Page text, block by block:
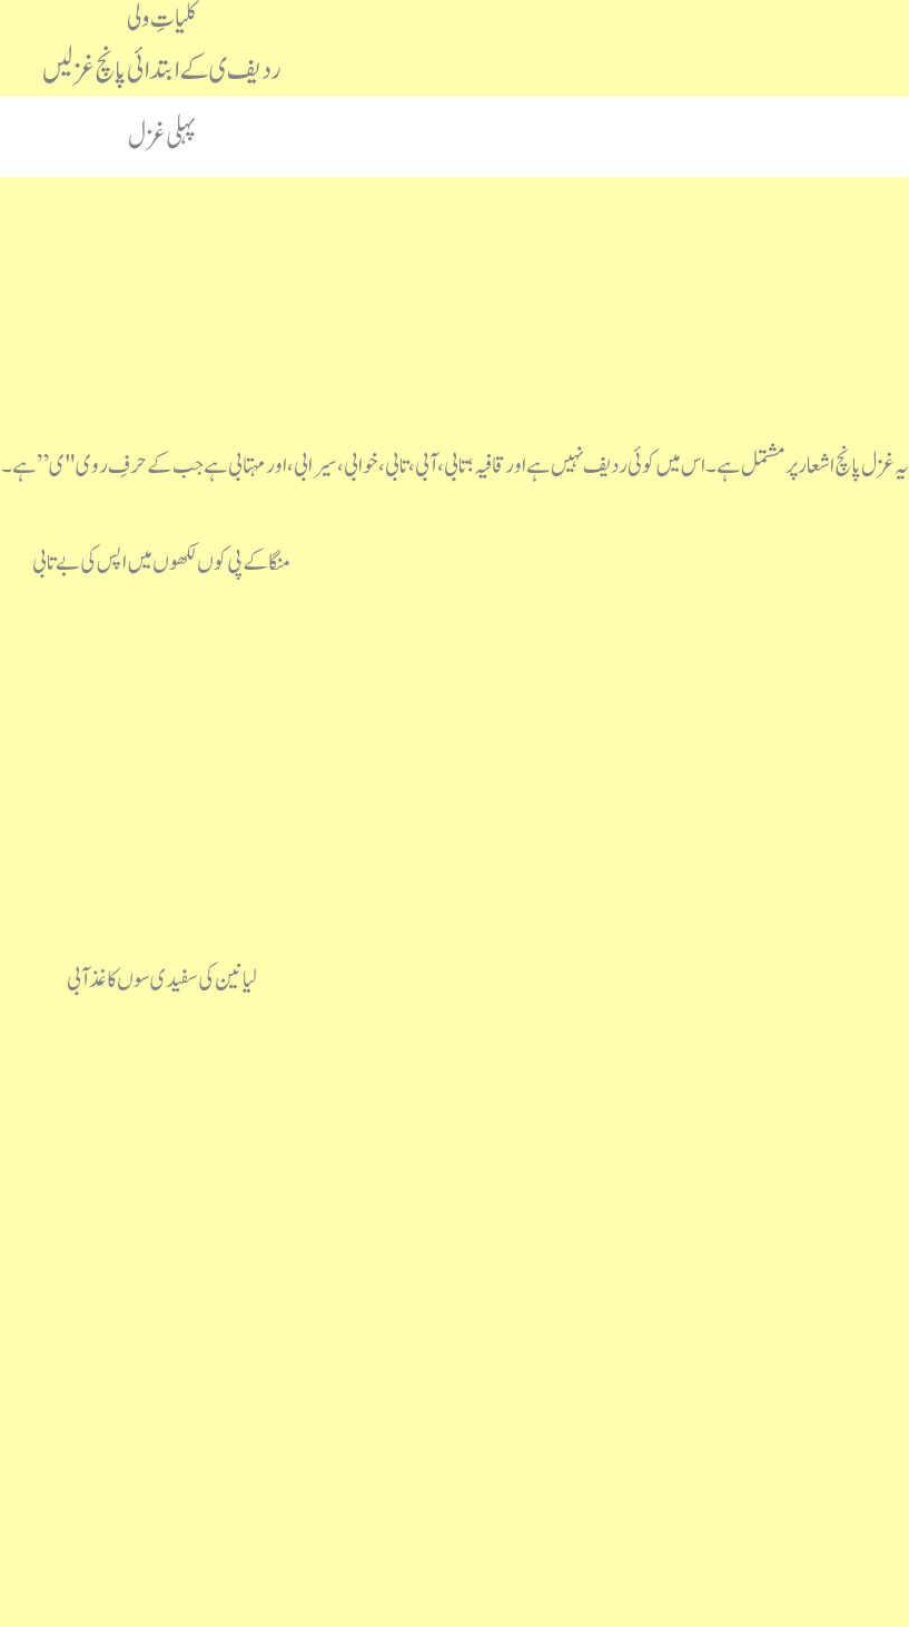
کلیاتِ ولی
ردیف ی کے ابتدائی پانچ غزلیں
پہلی غزل
یہ غزل پانچ اشعار پر مشتمل ہے۔ اس میں کوئی ردیف نہیں ہے اور قافیہ؛ تابی، آبی، تابی، خوابی، سیرابی، اور مہتابی ہے جب کے حرفِ روی "ی” ہے۔
منگا کے پی کوں لکھوں میں اپس کی بے تابی
لیا نین کی سفیدی سوں کاغذ آبی